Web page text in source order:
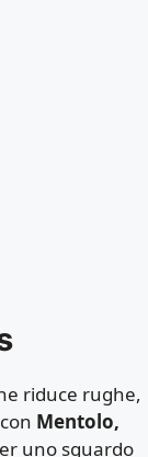
riduce rughe,
Mentolo,
uno sguardo